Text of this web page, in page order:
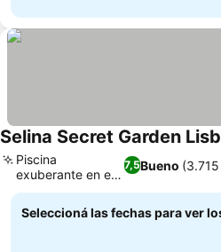
Selina Secret Garden
7,5Bueno
Piscina
exuberante en el
patio
Seleccioná las fechas para ver